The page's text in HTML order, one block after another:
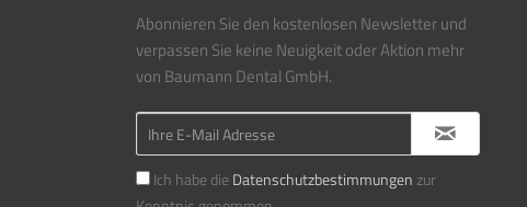
Abonnieren Sie den kostenlosen Newsletter und
verpassen Sie keine Neuigkeit oder Aktion mehr
von Baumann Dental GmbH.
Ich habe dieDatenschutzbestimmungenzur